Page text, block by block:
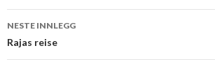
NESTE INNLEGG
Rajas reise